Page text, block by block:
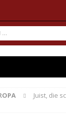
Juist, die